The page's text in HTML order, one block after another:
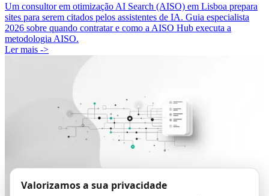
Um consultor em otimização AI Search (AISO) em Lisboa prepara
sites para serem citados pelos assistentes de IA. Guia especialista
2026 sobre quando contratar e como a AISO Hub executa a
metodologia AISO.
Ler mais ->
Valorizamos a sua privacidade